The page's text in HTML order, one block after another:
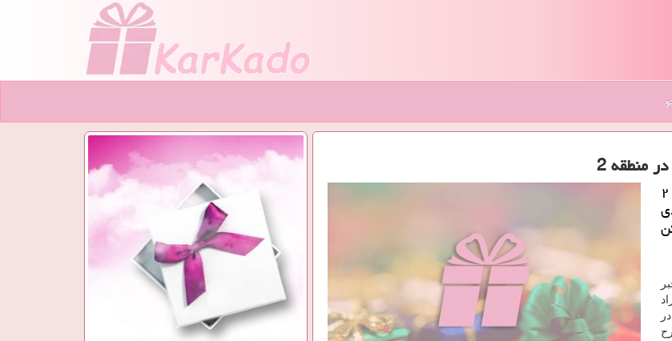
به گزارش کارکادو معاون فنی و عمران شهرداری منطقه ۲